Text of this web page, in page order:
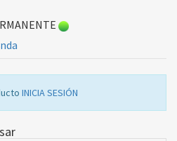
INICIA SESIÓN